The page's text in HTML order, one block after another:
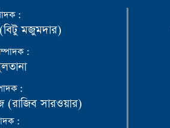
:
মজুমদার)
:
:
(রাজিব সারওয়ার)
: